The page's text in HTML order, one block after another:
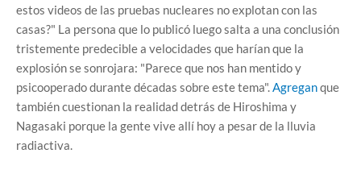
estos videos de las pruebas nucleares no explotan con las
casas?" La persona que lo publicó luego salta a una conclusión
tristemente predecible a velocidades que harían que la
explosión se sonrojara: "Parece que nos han mentido y
psicooperado durante décadas sobre este tema".Agreganque
también cuestionan la realidad detrás de Hiroshima y
Nagasaki porque la gente vive allí hoy a pesar de la lluvia
radiactiva.